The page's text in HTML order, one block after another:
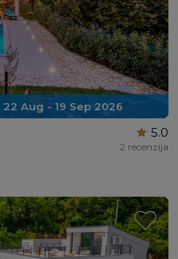
22 Aug - 19 Sep 2026
5.0
2 recenzija